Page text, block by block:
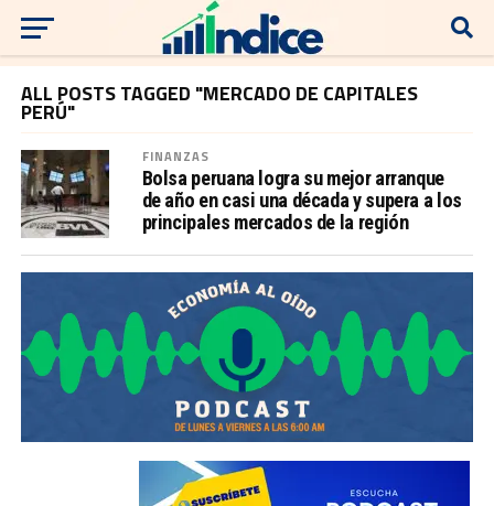
ALL POSTS TAGGED "MERCADO DE CAPITALES
PERÚ"
FINANZAS
Bolsa peruana logra su mejor arranque
de año en casi una década y supera a los
principales mercados de la región